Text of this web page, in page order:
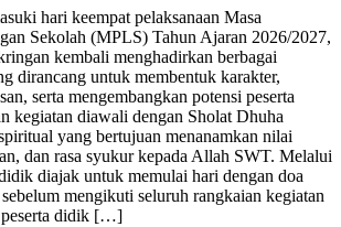
hari keempat pelaksanaan Masa
Sekolah (MPLS) Tahun Ajaran 2026/2027,
kembali menghadirkan berbagai
dirancang untuk membentuk karakter,
serta mengembangkan potensi peserta
kegiatan diawali dengan Sholat Dhuha
yang bertujuan menanamkan nilai
dan rasa syukur kepada Allah SWT. Melalui
diajak untuk memulai hari dengan doa
mengikuti seluruh rangkaian kegiatan
didik […]